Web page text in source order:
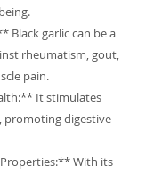
Black garlic can be a
rheumatism, gout,
pain.
It stimulates
promoting digestive
With its